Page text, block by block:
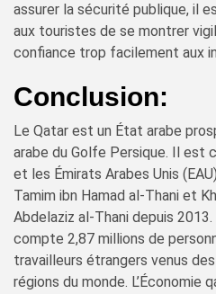
assurer la sécurité publique, il
aux touristes de se montrer
confiance trop facilement aux
Conclusion:
Le Qatar est un État arabe
arabe du Golfe Persique. Il est
et les Émirats Arabes Unis
Tamim ibn Hamad al-Thani et
Abdelaziz al-Thani depuis
compte 2,87 millions de
travailleurs étrangers venus
régions du monde. L’Économie